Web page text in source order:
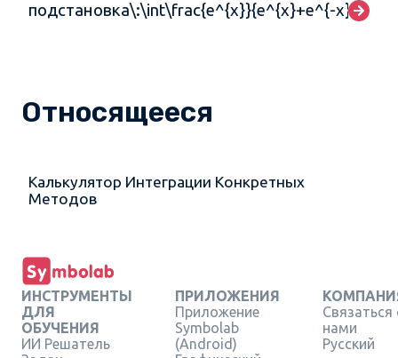
подстановка\:\int\frac{e^{x}}{e^{x}+e^{-
Относящееся
Калькулятор Интеграции Конкретных
Методов
ИНСТРУМЕНТЫ
ДЛЯ
ОБУЧЕНИЯ
ИИ Решатель
ПРИЛОЖЕНИЯ
Приложение
Symbolab
(Android)
Связаться
нами
Русский